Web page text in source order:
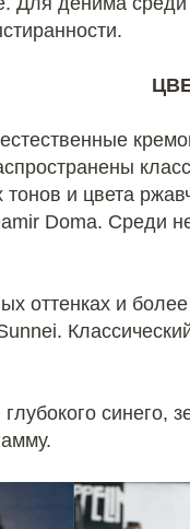
и цвета
Doma. Среди
оттенках и
глубокого